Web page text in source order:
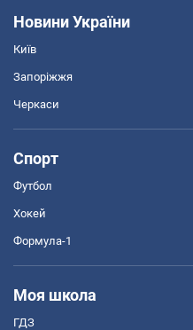
Новини України
Київ
Запоріжжя
Черкаси
Спорт
Футбол
Хокей
Формула-1
Моя школа
ГДЗ